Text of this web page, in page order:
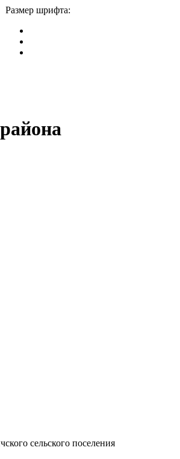
Размер шрифта:
сельского поселения